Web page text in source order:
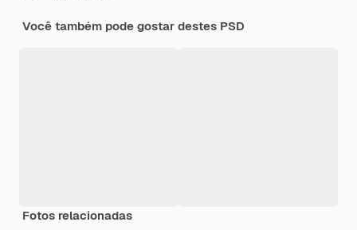
Você também pode gostar destes PSD
Fotos relacionadas